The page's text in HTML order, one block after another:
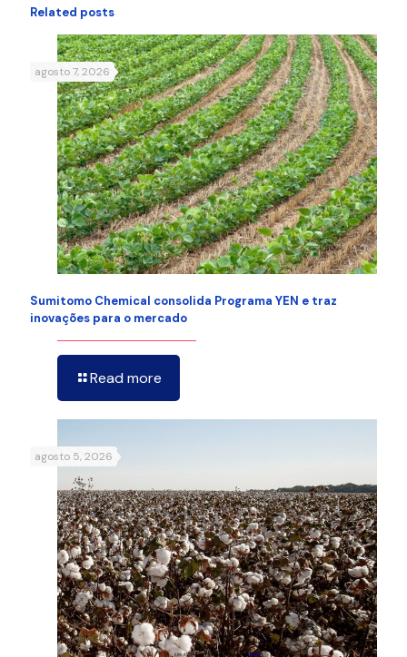
Related posts
agosto 7, 2026
Sumitomo Chemical consolida Programa YEN e traz
inovações para o mercado
Read more
agosto 5, 2026